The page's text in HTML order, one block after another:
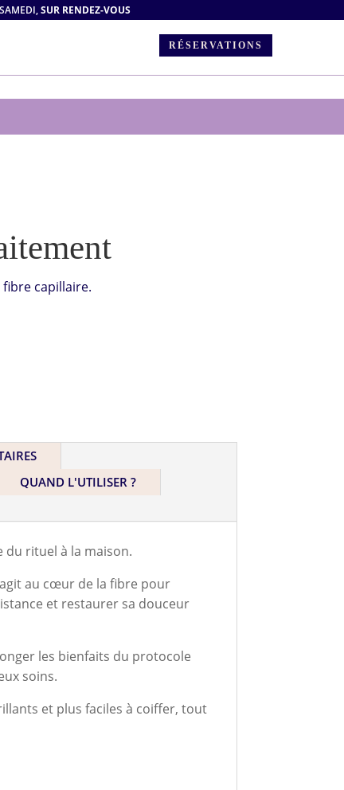
SUR RENDEZ-VOUS
RÉSERVATIONS
capillaire.
QUAND L'UTILISER ?
du rituel à la maison.
agit au cœur de la fibre pour
et restaurer sa douceur
les bienfaits du protocole
soins.
et plus faciles à coiffer, tout